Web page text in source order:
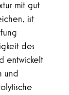
mit gut
ist
des
entwickelt
und